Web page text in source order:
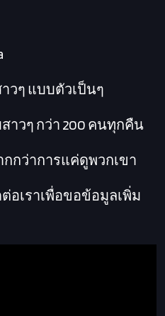
ๆ แบบตัวเป็นๆ
าวๆ กว่า 200 คนทุกคืน
กว่าการแค่ดูพวกเขา
อเราเพื่อขอข้อมูลเพิ่ม